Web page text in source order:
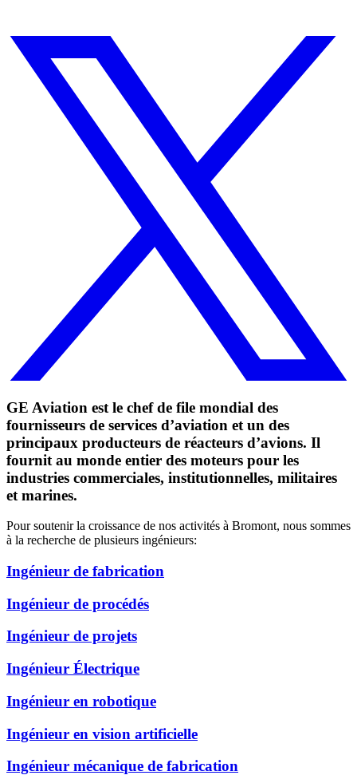
GE Aviation est le chef de file mondial des
fournisseurs de services d’aviation et un des
principaux producteurs de réacteurs d’avions. Il
fournit au monde entier des moteurs pour les
industries commerciales, institutionnelles, militaires
et marines.
Pour soutenir la croissance de nos activités à Bromont, nous sommes
à la recherche de plusieurs ingénieurs:
Ingénieur de fabrication
Ingénieur de procédés
Ingénieur de projets
Ingénieur Électrique
Ingénieur en robotique
Ingénieur en vision artificielle
Ingénieur mécanique de fabrication